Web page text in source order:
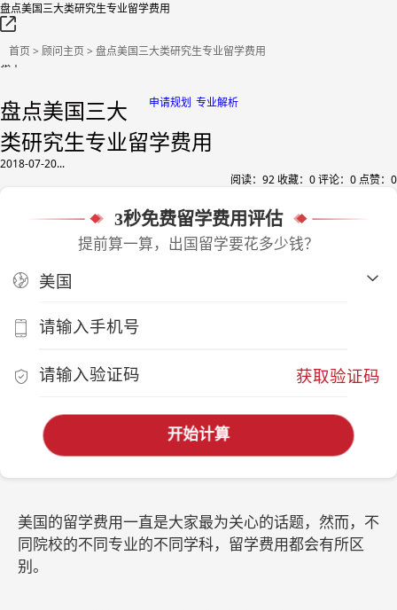
盘点美国三大类研究生专业留学费用
首页> 顾问主页> 盘点美国三大类研究生专业留学费用
张平
专业解析
申请规划
盘点美国三大
类研究生专业留学费用
2018-07-20...
阅读： 92 收藏： 0评论： 0 点赞： 0
3秒免费留学费用评估
提前算一算，出国留学要花多少钱？
获取验证码
开始计算
美国的留学费用一直是大家最为关心的话题，然而，不
同院校的不同专业的不同学科，留学费用都会有所区
别。